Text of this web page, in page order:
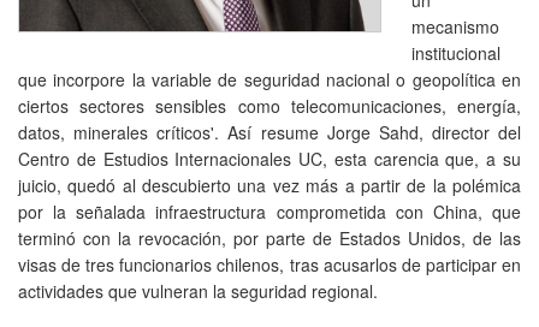
mecanismo
institucional
que incorpore la variable de seguridad nacional o geopolítica en
ciertos sectores sensibles como telecomunicaciones, energía,
datos, minerales críticos'. Así resume Jorge Sahd, director del
Centro de Estudios Internacionales UC, esta carencia que, a su
juicio, quedó al descubierto una vez más a partir de la polémica
por la señalada infraestructura comprometida con China, que
terminó con la revocación, por parte de Estados Unidos, de las
visas de tres funcionarios chilenos, tras acusarlos de participar en
actividades que vulneran la seguridad regional.